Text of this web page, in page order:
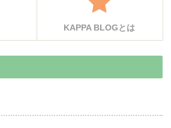
KAPPA BLOGとは